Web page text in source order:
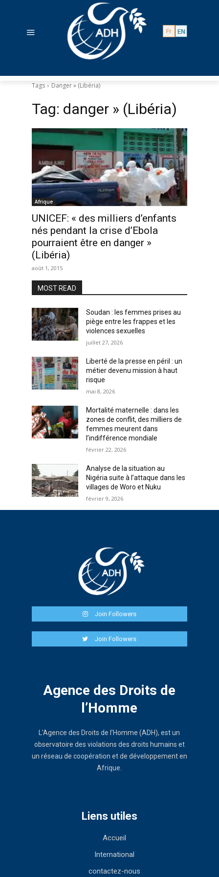
Tags Danger » (Libéria)
Tag: danger » (Libéria)
Afrique
UNICEF: « des milliers d’enfants
nés pendant la crise d’Ebola
pourraient être en danger »
(Libéria)
août 1, 2015
MOST READ
Soudan : les femmes prises au
piège entre les frappes et les
violences sexuelles
juillet 27, 2026
Liberté de la presse en péril : un
métier devenu mission à haut
risque
mai 8, 2026
Mortalité maternelle : dans les
zones de conflit, des milliers de
femmes meurent dans
l’indifférence mondiale
février 22, 2026
Analyse de la situation au
Nigéria suite à l’attaque dans les
villages de Woro et Nuku
février 9, 2026
Join Followers
Join Followers
Agence des Droits de
l’Homme
L’Agence des Droits de l’Homme (ADH), est un
observatoire des violations des droits humains et
un réseau de coopération et de développement en
Afrique.
Liens utiles
Accueil
International
contactez-nous